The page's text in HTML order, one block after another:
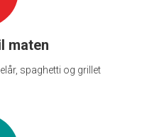
maten
spaghetti og grillet